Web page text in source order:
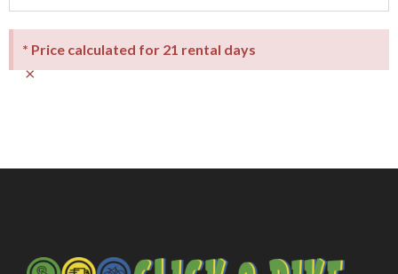
* Price calculated for 21 rental days
×